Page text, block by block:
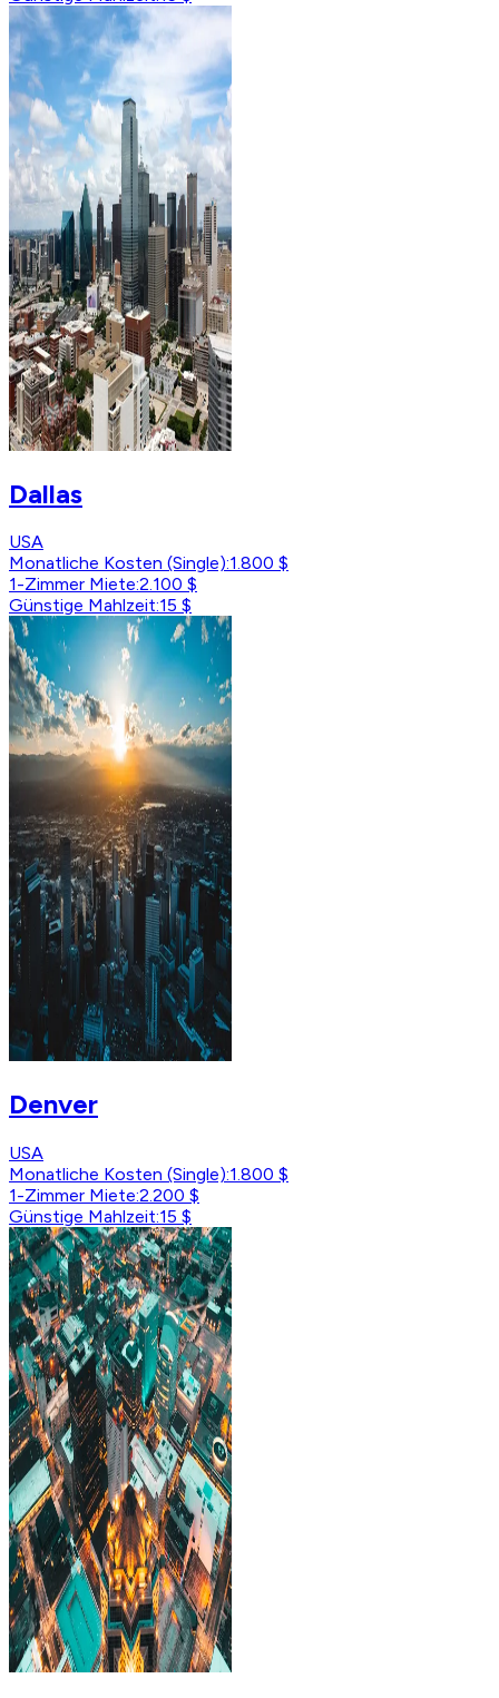
Dallas
USA
Monatliche Kosten (Single):1.800 $
1-Zimmer Miete:2.100 $
Günstige Mahlzeit:15 $
Denver
USA
Monatliche Kosten (Single):1.800 $
1-Zimmer Miete:2.200 $
Günstige Mahlzeit:15 $